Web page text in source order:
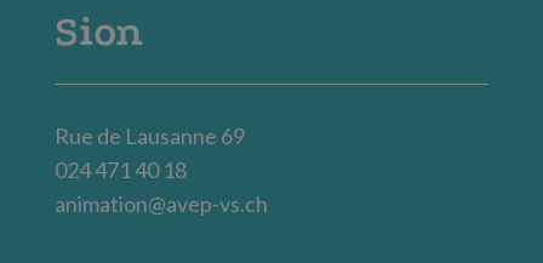
Sion
Rue de Lausanne 69
024 471 40 18
animation@avep-vs.ch